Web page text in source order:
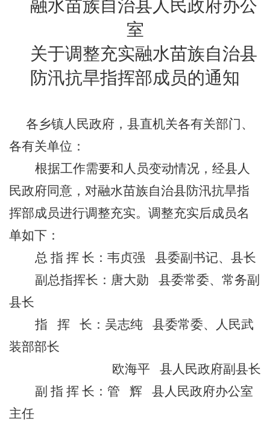
融水苗族自治县人民政府办公
室
关于调整充实融水苗族自治县
防汛抗旱指挥部成员的通知
各乡镇人民政府，县直机关各有关部门、
各有关单位：
根据工作需要和人员变动情况，经县人
民政府同意，对融水苗族自治县防汛抗旱指
挥部成员进行调整充实。调整充实后成员名
单如下：
总 指 挥 长：韦贞强
县委副书记、县长
副总指挥长：唐大勋
县委常委、常务副
县长
指
挥 长：吴志纯
县委常委、人民武
装部部长
欧海平
县人民政府副县长
副 指 挥 长：管
辉
县人民政府办公室
主任